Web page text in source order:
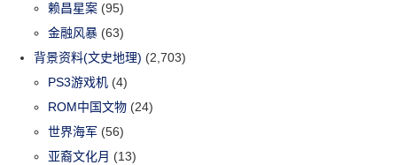
赖昌星案 (95)
金融风暴 (63)
背景资料(文史地理) (2,703)
PS3游戏机 (4)
ROM中国文物 (24)
世界海军 (56)
亚裔文化月 (13)